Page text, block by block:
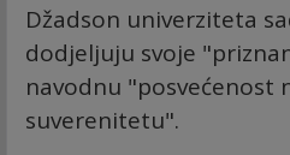
Džadson univerziteta
dodjeljuju svoje
navodnu "posvećenost
suverenitetu".